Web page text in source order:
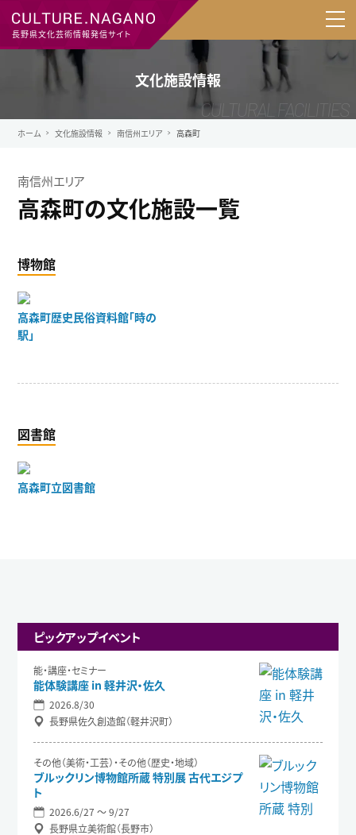
長野県文化芸術情報発信サイト
文化施設情報
ホーム 文化施設情報 南信州エリア 高森町
南信州エリア
高森町の文化施設一覧
博物館
高森町歴史民俗資料館「時の
駅」
図書館
高森町立図書館
ピックアップイベント
能・講座・セミナー
能体験講座 in 軽井沢・佐久
2026.8/30
長野県佐久創造館（軽井沢町）
その他（美術・工芸）・その他（歴史・地域）
ブルックリン博物館所蔵 特別展 古代エジプ
ト
2026.6/27 〜 9/27
長野県立美術館（長野市）